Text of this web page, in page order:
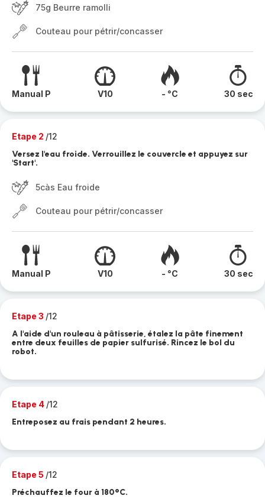
75g Beurre ramolli
Couteau pour pétrir/concasser
Manual P V10 - °C 30 sec
Etape 2 /12
Versez l'eau froide. Verrouillez le couvercle et appuyez sur
'Start'.
5càs Eau froide
Couteau pour pétrir/concasser
Manual P V10 - °C 30 sec
Etape 3 /12
A l'aide d'un rouleau à pâtisserie, étalez la pâte finement
entre deux feuilles de papier sulfurisé. Rincez le bol du
robot.
Etape 4 /12
Entreposez au frais pendant 2 heures.
Etape 5 /12
Préchauffez le four à 180°C.